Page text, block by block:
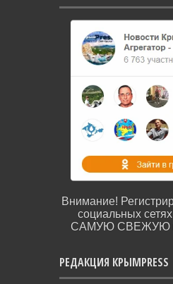
Внимание!
социальных
САМУЮ СВЕЖУЮ
РЕДАКЦИЯ КРЫМPRESS